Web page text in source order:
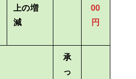
上の増
減
00
円
承
っ